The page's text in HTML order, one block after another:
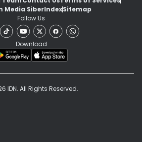
Media SiberIndexSitemap
Follow Us
Download
IDN. All Rights Reserved.